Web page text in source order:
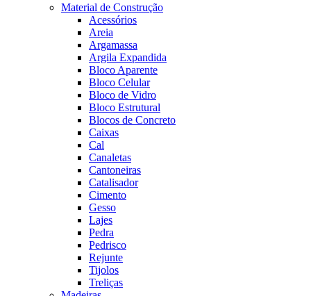
Material de Construção
Acessórios
Areia
Argamassa
Argila Expandida
Bloco Aparente
Bloco Celular
Bloco de Vidro
Bloco Estrutural
Blocos de Concreto
Caixas
Cal
Canaletas
Cantoneiras
Catalisador
Cimento
Gesso
Lajes
Pedra
Pedrisco
Rejunte
Tijolos
Treliças